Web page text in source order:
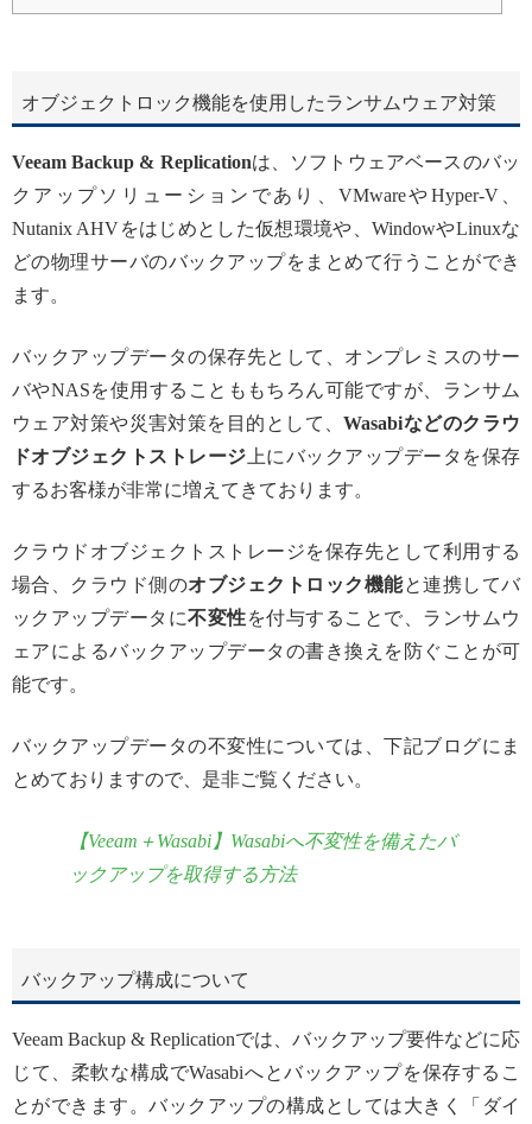
オブジェクトロック機能を使用したランサムウェア対策
Veeam Backup & Replicationは、ソフトウェアベースのバッ
クアップソリューションであり、VMwareやHyper-V、
Nutanix AHVをはじめとした仮想環境や、WindowやLinuxな
どの物理サーバのバックアップをまとめて行うことができ
ます。
バックアップデータの保存先として、オンプレミスのサー
バやNASを使用することももちろん可能ですが、ランサム
ウェア対策や災害対策を目的として、Wasabiなどのクラウ
ドオブジェクトストレージ 上にバックアップデータを保存
するお客様が非常に増えてきております。
クラウドオブジェクトストレージを保存先として利用する
場合、クラウド側のオブジェクトロック機能と連携してバ
ックアップデータに不変性を付与することで、ランサムウ
ェアによるバックアップデータの書き換えを防ぐことが可
能です。
バックアップデータの不変性については、下記ブログにま
とめておりますので、是非ご覧ください。
【Veeam＋Wasabi】Wasabiへ不変性を備えたバ
ックアップを取得する方法
バックアップ構成について
Veeam Backup & Replicationでは、バックアップ要件などに応
じて、柔軟な構成でWasabiへとバックアップを保存するこ
とができます。バックアップの構成としては大きく「ダイ